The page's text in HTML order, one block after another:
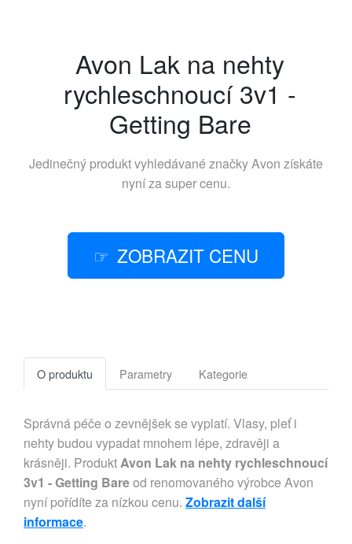
Avon Lak na nehty
rychleschnoucí 3v1 -
Getting Bare
Jedinečný produkt vyhledávané značkyAvon získáte
nyní za super cenu.
ZOBRAZIT CENU
O produktu Parametry Kategorie
Správná péče o zevnějšek se vyplatí. Vlasy, pleť i
nehty budou vypadat mnohem lépe, zdravěji a
krásněji. ProduktAvon Lak na nehty rychleschnoucí
3v1 - Getting Bareod renomovaného výrobce Avon
nyní pořídíte za nízkou cenu. Zobrazit další
informace.